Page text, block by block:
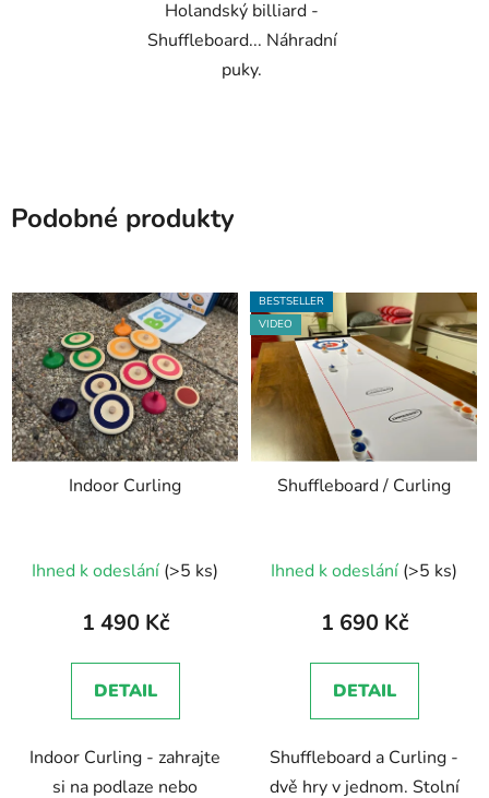
Holandský billiard -
Shuffleboard... Náhradní
puky.
Podobné produkty
Indoor Curling
Ihned k odeslání (>5 ks)
1 490 Kč
DETAIL
Indoor Curling - zahrajte
si na podlaze nebo
BESTSELLER
VIDEO
Shuffleboard / Curling
hodnocení
produktu
5,0
z
hvězdiček.
Ihned k odeslání (>5 ks)
1 690 Kč
DETAIL
Shuffleboard a Curling -
dvě hry v jednom. Stolní